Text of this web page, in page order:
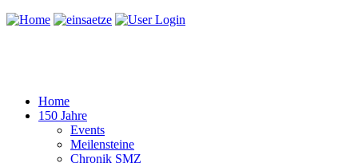
Home
150 Jahre
Events
Meilensteine
Chronik SMZ